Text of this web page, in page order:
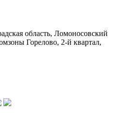
область, Ломоносовский
Горелово, 2-й квартал,